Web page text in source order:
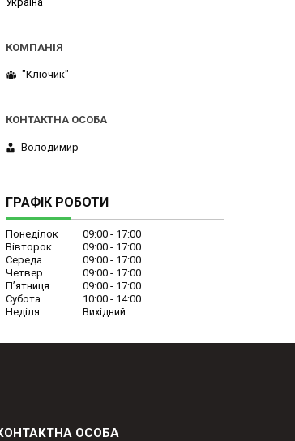
"Ключик"
Володимир
ГРАФІК РОБОТИ
Понеділок 09:00
17:00
Вівторок
09:00
17:00
Середа
09:00
17:00
Четвер
09:00
17:00
Пʼятниця
09:00
17:00
Субота
10:00
14:00
Неділя
Вихідний